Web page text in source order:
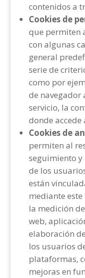
contenidos a
Cookies de
que permiten
con algunas
general
serie de
como por
de navegador
servicio, la
donde accede
Cookies de
permiten al
seguimiento
de los
están
mediante
la medición
web,
elaboración
los usuarios
plataformas,
mejoras en